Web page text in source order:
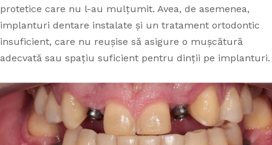
ESTETICĂ DENTARĂ
ENDODONȚIE
STOMATOLOGIE GENERALĂ
PARODONTOLOGIE
PREȚURI APARATE
APARATE DENTARE
APARAT DENTAR COPII
APARAT DENTAR INVIZIBIL
CAZURI
TARIFE
protetice care nu l-au mulțumit. Avea, de asemenea,
implanturi dentare instalate și un tratament ortodontic
insuficient, care nu reușise să asigure o mușcătură
adecvată sau spațiu suficient pentru dinții pe implanturi.